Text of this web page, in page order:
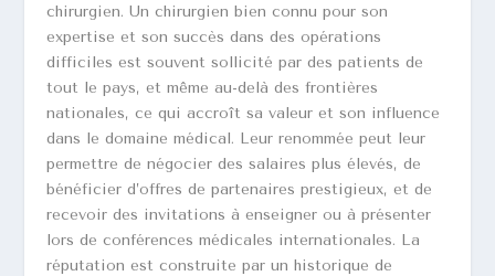
chirurgien. Un chirurgien bien connu pour son
expertise et son succès dans des opérations
difficiles est souvent sollicité par des patients de
tout le pays, et même au-delà des frontières
nationales, ce qui accroît sa valeur et son influence
dans le domaine médical. Leur renommée peut leur
permettre de négocier des salaires plus élevés, de
bénéficier d’offres de partenaires prestigieux, et de
recevoir des invitations à enseigner ou à présenter
lors de conférences médicales internationales. La
réputation est construite par un historique de